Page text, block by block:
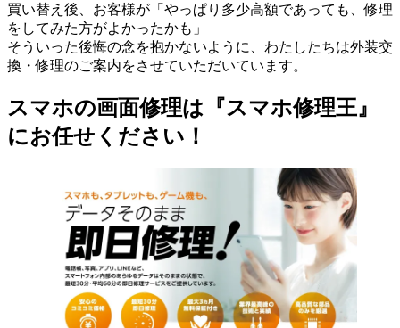
買い替え後、お客様が「やっぱり多少高額であっても、修理
をしてみた方がよかったかも」
そういった後悔の念を抱かないように、わたしたちは外装交
換・修理のご案内をさせていただいています。
スマホの画面修理は『スマホ修理王』
にお任せください！